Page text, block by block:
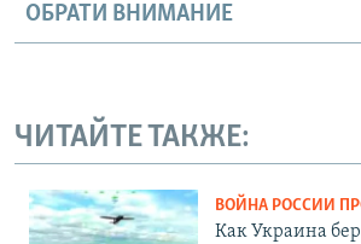
ОБРАТИ ВНИМАНИЕ
ЧИТАЙТЕ ТАКЖЕ:
ВОЙНА РОССИИ
Как Украина